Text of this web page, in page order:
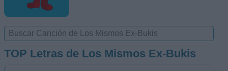
TOP Letras de Los Mismos Ex-Bukis